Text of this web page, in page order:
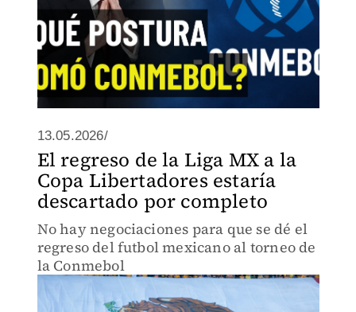
13.05.2026/
El regreso de la Liga MX a la
Copa Libertadores estaría
descartado por completo
No hay negociaciones para que se dé el
regreso del futbol mexicano al torneo de
la Conmebol